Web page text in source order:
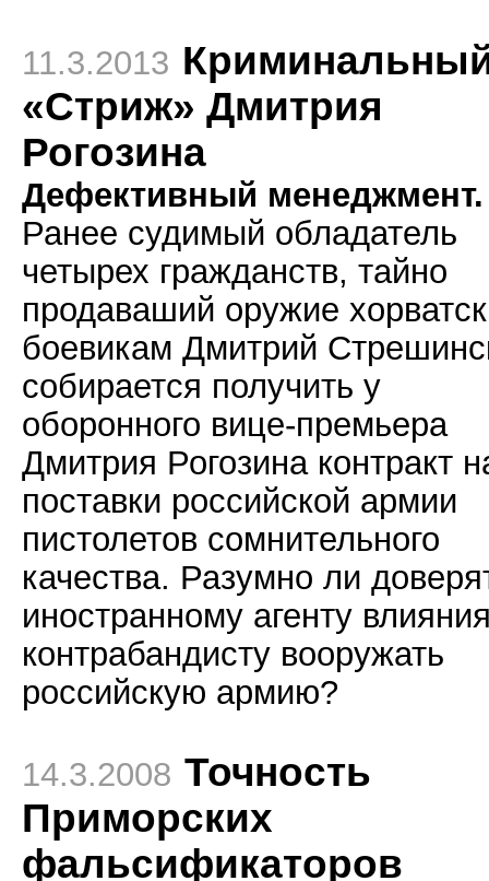
11.3.2013
«Стриж» Дмитрия
Рогозина
Дефективный менеджмент.
Ранее судимый обладатель
четырех гражданств, тайно
продаваший оружие
боевикам Дмитрий
собирается получить у
оборонного вице-премьера
Дмитрия Рогозина контракт
поставки российской армии
пистолетов сомнительного
качества. Разумно ли
иностранному агенту
контрабандисту вооружать
российскую армию?
14.3.2008 Точность
Приморских
фальсификаторов